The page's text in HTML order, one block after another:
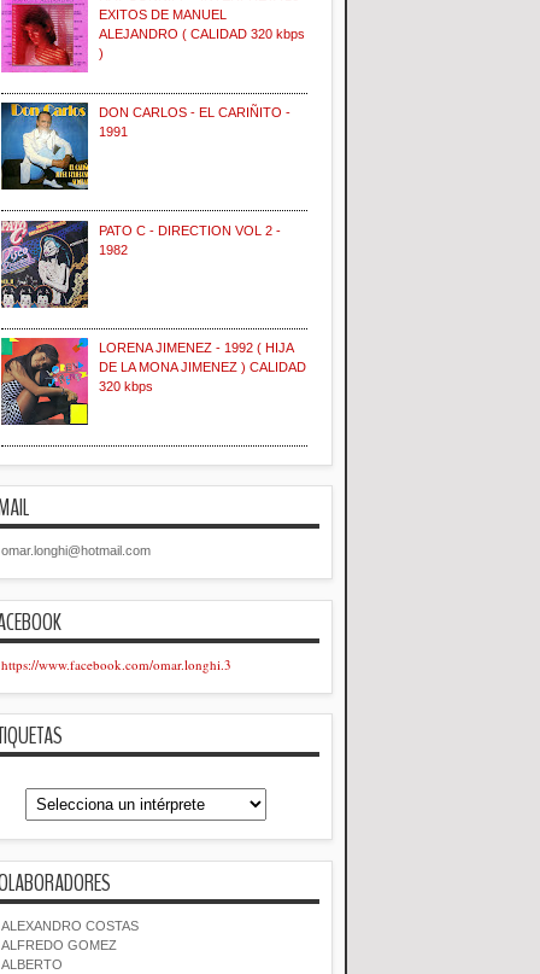
EXITOS DE MANUEL
ALEJANDRO ( CALIDAD 320 kbps
)
DON CARLOS - EL CARIÑITO -
1991
PATO C - DIRECTION VOL 2 -
1982
LORENA JIMENEZ - 1992 ( HIJA
DE LA MONA JIMENEZ ) CALIDAD
320 kbps
omar.longhi@hotmail.com
https://www.facebook.com/omar.longhi.3
ALEXANDRO COSTAS
ALFREDO GOMEZ
ALBERTO